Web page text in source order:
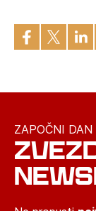
ZAPOČNI